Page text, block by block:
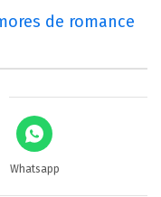
de romance
Whatsapp